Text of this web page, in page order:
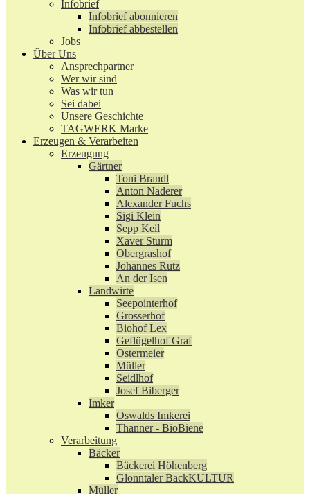
Infobrief
Infobrief abonnieren
Infobrief abbestellen
Jobs
Über Uns
Ansprechpartner
Wer wir sind
Was wir tun
Sei dabei
Unsere Geschichte
TAGWERK Marke
Erzeugen & Verarbeiten
Erzeugung
Gärtner
Toni Brandl
Anton Naderer
Alexander Fuchs
Sigi Klein
Sepp Keil
Xaver Sturm
Obergrashof
Johannes Rutz
An der Isen
Landwirte
Seepointerhof
Grosserhof
Biohof Lex
Geflügelhof Graf
Ostermeier
Müller
Seidlhof
Josef Biberger
Imker
Oswalds Imkerei
Thanner - BioBiene
Verarbeitung
Bäcker
Bäckerei Höhenberg
Glonntaler BackKULTUR
Müller